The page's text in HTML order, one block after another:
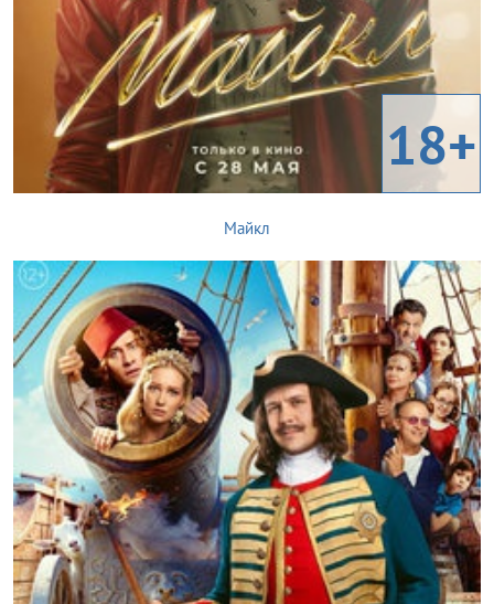
18+
Майкл